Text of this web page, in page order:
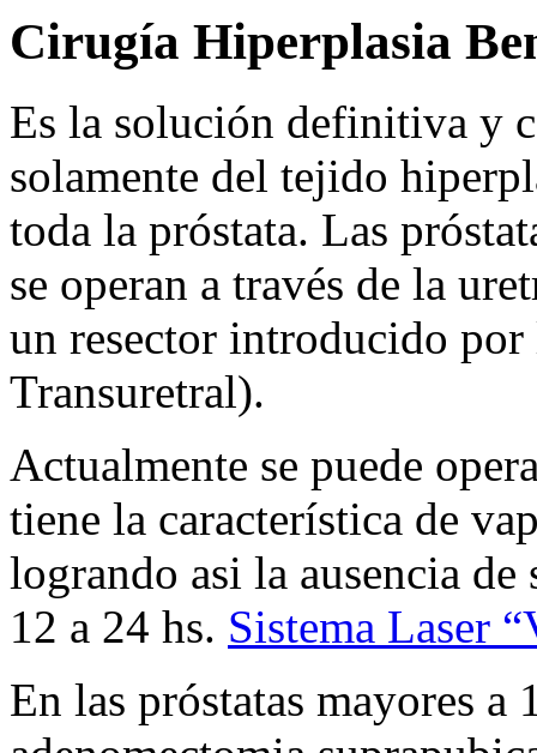
Cirugía Hiperplasia
Es la solución definitiva y
solamente del tejido
toda la próstata. Las
se operan a través de la
un resector introducido por
Transuretral).
Actualmente se puede
tiene la característica de
logrando asi la ausencia
12 a 24 hs. Sistema Laser
En las próstatas mayores a